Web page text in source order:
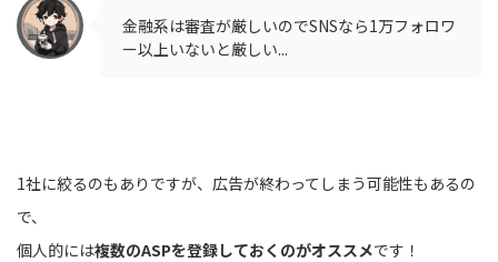
金融系は審査が厳しいのでSNSなら1万フォロワ
ー以上いないと厳しい...
1社に絞るのもありですが、広告が終わってしまう可能性もあるの
で、
個人的には複数のASPを登録しておくのがオススメです！